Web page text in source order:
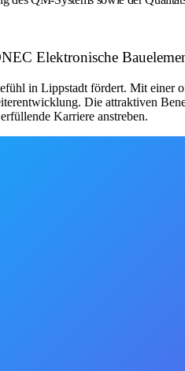
Elektronische
in Lippstadt fördert. Mit einer
Die attraktiven
Karriere anstreben.